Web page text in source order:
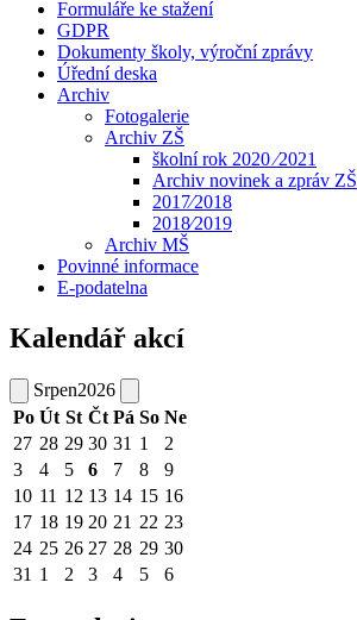
Formuláře ke stažení
GDPR
Dokumenty školy, výroční zprávy
Úřední deska
Archiv
Fotogalerie
Archiv ZŠ
školní rok 2020 ⁄2021
Archiv novinek a zpráv ZŠ
2017⁄2018
2018⁄2019
Archiv MŠ
Povinné informace
E-podatelna
Kalendář akcí
Srpen2026
Po Út St Čt Pá So Ne
27 28 29 30 31 1
2
3
4 5 6 7 8
9
10 11 12 13 14 15 16
17 18 19 20 21 22 23
24 25 26 27 28 29 30
31 1 2 3 4 5 6